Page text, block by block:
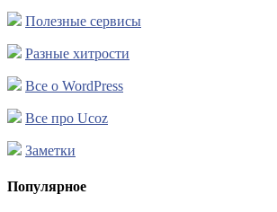
Полезные сервисы
Разные хитрости
Все о WordPress
Все про Ucoz
Заметки
Популярное